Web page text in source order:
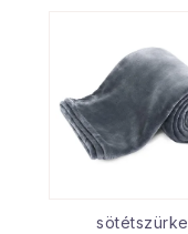
sötétszürke